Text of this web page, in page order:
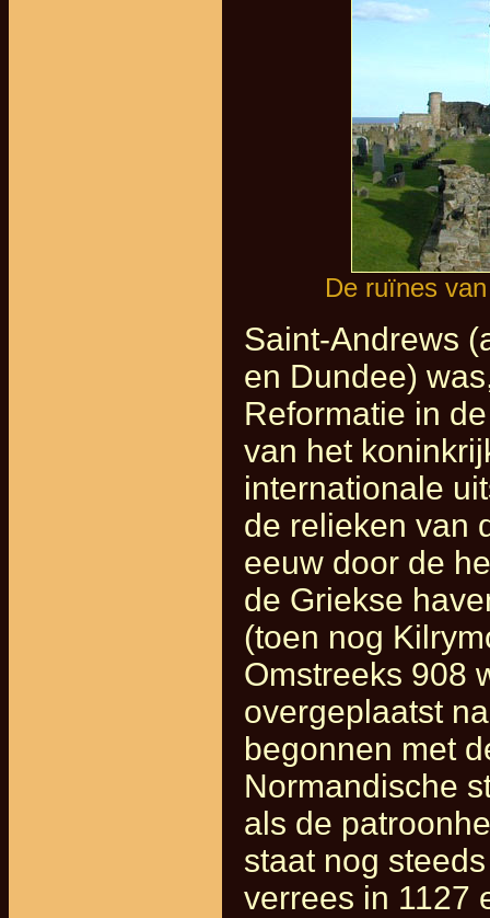
De ruïnes
Saint-Andrews
en Dundee)
Reformatie in
van het
internationale
de relieken van
eeuw door de
de Griekse
(toen nog
Omstreeks 908
overgeplaatst
begonnen met
Normandische
als de
staat nog
verrees in 1127